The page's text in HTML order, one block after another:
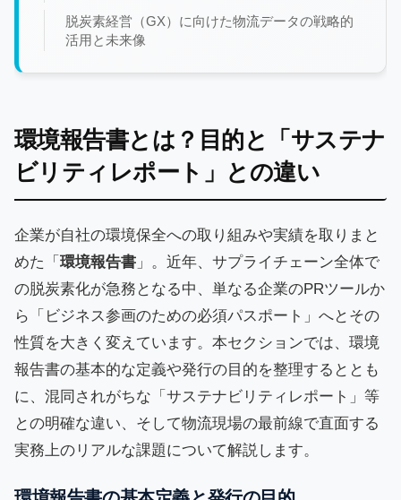
脱炭素経営（GX）に向けた物流データの戦略的
活用と未来像
環境報告書とは？目的と「サステナ
ビリティレポート」との違い
企業が自社の環境保全への取り組みや実績を取りまと
めた「 環境報告書 」。近年、サプライチェーン全体で
の脱炭素化が急務となる中、単なる企業のPRツールか
ら「ビジネス参画のための必須パスポート」へとその
性質を大きく変えています。本セクションでは、環境
報告書の基本的な定義や発行の目的を整理するととも
に、混同されがちな「サステナビリティレポート」等
との明確な違い、そして物流現場の最前線で直面する
実務上のリアルな課題について解説します。